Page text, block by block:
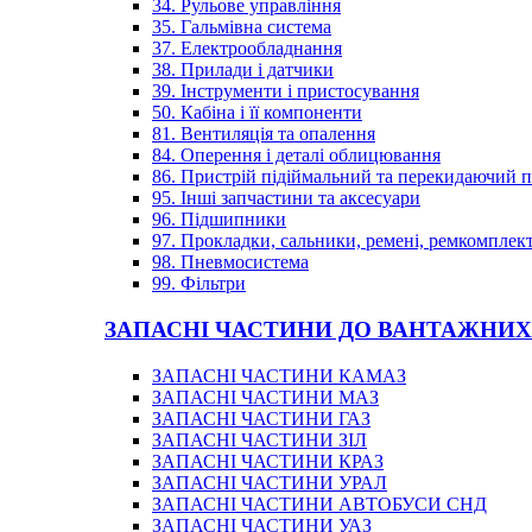
34. Рульове управління
35. Гальмівна система
37. Електрообладнання
38. Прилади і датчики
39. Інструменти і пристосування
50. Кабіна і її компоненти
81. Вентиляція та опалення
84. Оперення і деталі облицювання
86. Пристрій підіймальний та перекидаючий
95. Інші запчастини та аксесуари
96. Підшипники
97. Прокладки, сальники, ремені,
98. Пневмосистема
99. Фільтри
ЗАПАСНІ ЧАСТИНИ ДО
ЗАПАСНІ ЧАСТИНИ КАМАЗ
ЗАПАСНІ ЧАСТИНИ МАЗ
ЗАПАСНІ ЧАСТИНИ ГАЗ
ЗАПАСНІ ЧАСТИНИ ЗІЛ
ЗАПАСНІ ЧАСТИНИ КРАЗ
ЗАПАСНІ ЧАСТИНИ УРАЛ
ЗАПАСНІ ЧАСТИНИ АВТОБУСИ СНД
ЗАПАСНІ ЧАСТИНИ УАЗ